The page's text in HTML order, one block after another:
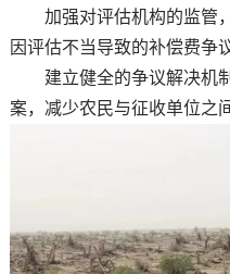
加强对评估机构的监管，
因评估不当导致的补偿费争
建立健全的争议解决机制
案，减少农民与征收单位之